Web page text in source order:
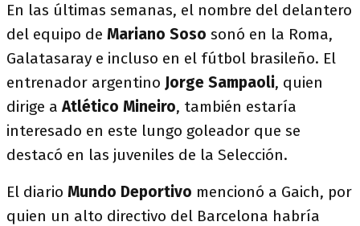
En las últimas semanas, el nombre del delantero
del equipo de Mariano Soso sonó en la Roma,
Galatasaray e incluso en el fútbol brasileño. El
entrenador argentino Jorge Sampaoli, quien
dirige aAtlético Mineiro, también estaría
interesado en este lungo goleador que se
destacó en las juveniles de la Selección.
El diario Mundo Deportivo mencionó a Gaich, por
quien un alto directivo del Barcelona habría